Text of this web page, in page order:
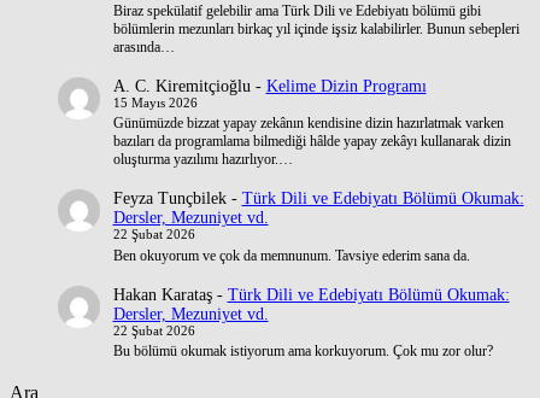
Biraz spekülatif gelebilir ama Türk Dili ve Edebiyatı bölümü gibi
bölümlerin mezunları birkaç yıl içinde işsiz kalabilirler. Bunun sebepleri
arasında…
A. C. Kiremitçioğlu - Kelime Dizin Programı
15 Mayıs 2026
Günümüzde bizzat yapay zekânın kendisine dizin hazırlatmak varken
bazıları da programlama bilmediği hâlde yapay zekâyı kullanarak dizin
oluşturma yazılımı hazırlıyor.…
Feyza Tunçbilek- Türk Dili ve Edebiyatı Bölümü Okumak:
Dersler, Mezuniyet vd.
22 Şubat 2026
Ben okuyorum ve çok da memnunum. Tavsiye ederim sana da.
Hakan Karataş- Türk Dili ve Edebiyatı Bölümü Okumak:
Dersler, Mezuniyet vd.
22 Şubat 2026
Bu bölümü okumak istiyorum ama korkuyorum. Çok mu zor olur?
Ara